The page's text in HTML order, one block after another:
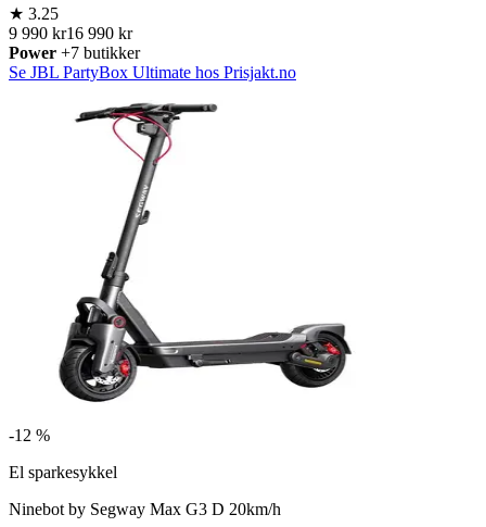
★ 3.25
9 990 kr16 990 kr
Power +7 butikker
Se JBL PartyBox Ultimate hos Prisjakt.no
-12 %
El sparkesykkel
Ninebot by Segway Max G3 D 20km/h